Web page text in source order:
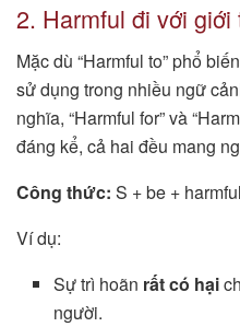
2. Harmful đi với giới
Mặc dù “Harmful to” phổ
sử dụng trong nhiều ngữ
nghĩa, “Harmful for” và
đáng kể, cả hai đều mang
Công thức: S + be +
Ví dụ:
Sự trì hoãn rất có hại
người.